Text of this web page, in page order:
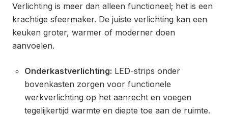
Verlichting is meer dan alleen functioneel; het is een
krachtige sfeermaker. De juiste verlichting kan een
keuken groter, warmer of moderner doen
aanvoelen.
Onderkastverlichting: LED-strips onder
bovenkasten zorgen voor functionele
werkverlichting op het aanrecht en voegen
tegelijkertijd warmte en diepte toe aan de ruimte.